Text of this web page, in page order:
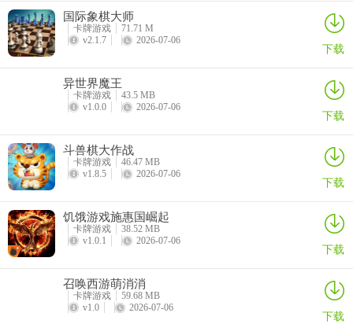
9、百玩棋牌娱乐团队倾情打造，全新移动棋牌棋牌娱乐竞技新模式，
全民天天麻将想怎么玩就怎么玩。
1、-无尽模式：让青蛙不断挑战极限，向着高处跳跃直到失去所有落
脚点，从最高处狠狠跌下来为止。
3、精美复古的游戏画面，正宗的游戏规则，赛事非常的丰富，全民天
天麻将玩家都可进入游戏参与。
4、超高的游戏倍数可以在裏麵去了解，全民天天麻将选择自己喜欢的
游戏类型在裏麵去查看，众多多样的棋牌竞技玩法可以在裏麵去查
看；
5、这款游戏非常的休闲棋牌娱乐，非常的适合我们打磨时间，就是需
要我们操控那个小小的飞船去消灭病毒;
国际象棋大师
卡牌游戏
71.71 M
v2.1.7
2026-07-06 下载
异世界魔王
卡牌游戏
43.5 MB
v1.0.0
2026-07-06 下载
斗兽棋大作战
卡牌游戏
46.47 MB
v1.8.5
2026-07-06 下载
饥饿游戏施惠国崛起
卡牌游戏
38.52 MB
v1.0.1
2026-07-06 下载
召唤西游萌消消
卡牌游戏
59.68 MB
v1.0
2026-07-06 下载